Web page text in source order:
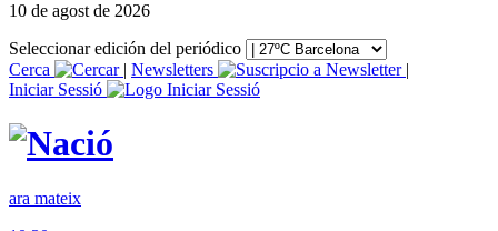
10 de agost de 2026
Seleccionar edición del periódico
Cerca
| Newsletters
|
Iniciar Sessió
ara mateix